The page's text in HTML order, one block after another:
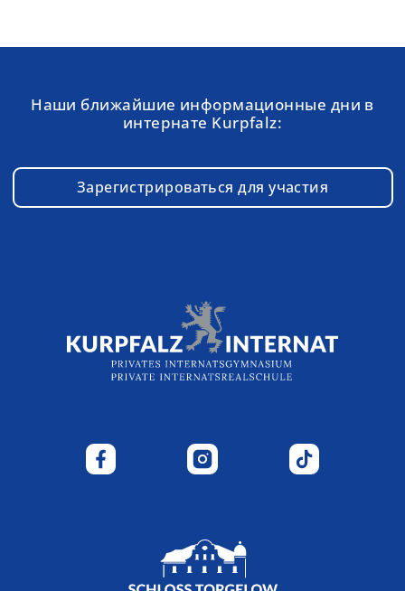
Наши ближайшие информационные дни в
интернате Kurpfalz:
Зарегистрироваться для участия